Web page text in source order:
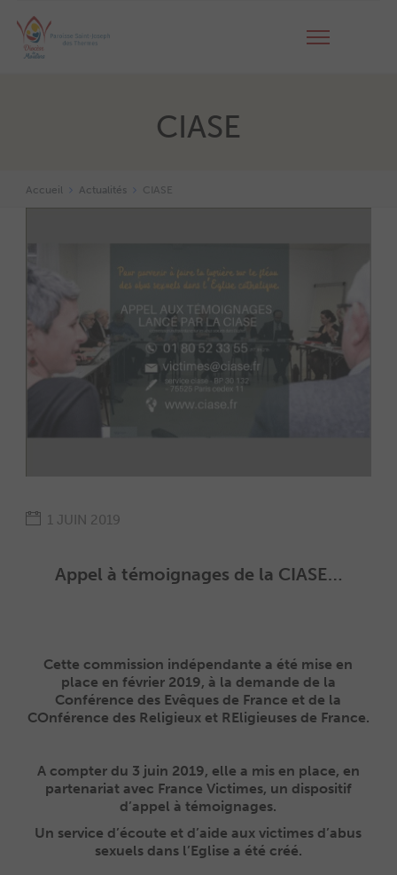
CIASE
Accueil Actualités CIASE
1 JUIN 2019
Appel à témoignages de la CIASE…
Cette commission indépendante a été mise en
place en février 2019, à la demande de la
Conférence des Evêques de France et de la
COnférence des Religieux et REligieuses de France.
A compter du 3 juin 2019, elle a mis en place, en
partenariat avec France Victimes, un dispositif
d’appel à témoignages.
Un service d’écoute et d’aide aux victimes d’abus
sexuels dans l’Eglise a été créé.